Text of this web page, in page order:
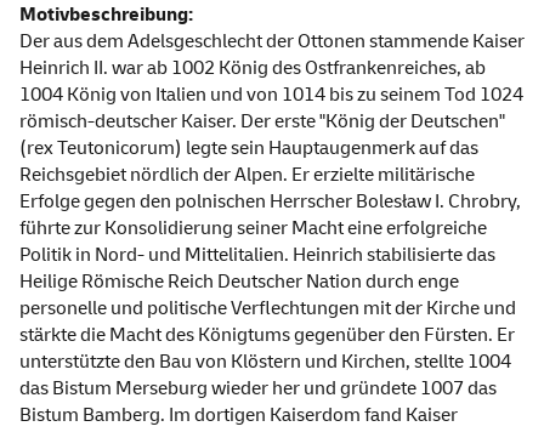
Motivbeschreibung:
Der aus dem Adelsgeschlecht der Ottonen stammende Kaiser
Heinrich II. war ab 1002 König des Ostfrankenreiches, ab
1004 König von Italien und von 1014 bis zu seinem Tod 1024
römisch-deutscher Kaiser. Der erste "König der Deutschen"
(rex Teutonicorum) legte sein Hauptaugenmerk auf das
Reichsgebiet nördlich der Alpen. Er erzielte militärische
Erfolge gegen den polnischen Herrscher Bolesław I. Chrobry,
führte zur Konsolidierung seiner Macht eine erfolgreiche
Politik in Nord- und Mittelitalien. Heinrich stabilisierte das
Heilige Römische Reich Deutscher Nation durch enge
personelle und politische Verflechtungen mit der Kirche und
stärkte die Macht des Königtums gegenüber den Fürsten. Er
unterstützte den Bau von Klöstern und Kirchen, stellte 1004
das Bistum Merseburg wieder her und gründete 1007 das
Bistum Bamberg. Im dortigen Kaiserdom fand Kaiser